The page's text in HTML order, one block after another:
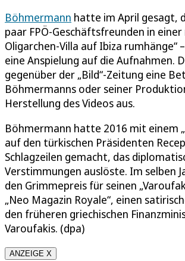
Böhmermann hatte im April gesagt,
paar FPÖ-Geschäftsfreunden in einer
Oligarchen-Villa auf Ibiza rumhänge“
eine Anspielung auf die Aufnahmen.
gegenüber der „Bild“-Zeitung eine
Böhmermanns oder seiner
Herstellung des Videos aus.
Böhmermann hatte 2016 mit einem
auf den türkischen Präsidenten
Schlagzeilen gemacht, das
Verstimmungen auslöste. Im selben
den Grimmepreis für seinen
„Neo Magazin Royale“, einen
den früheren griechischen
Varoufakis. (dpa)
ANZEIGE X